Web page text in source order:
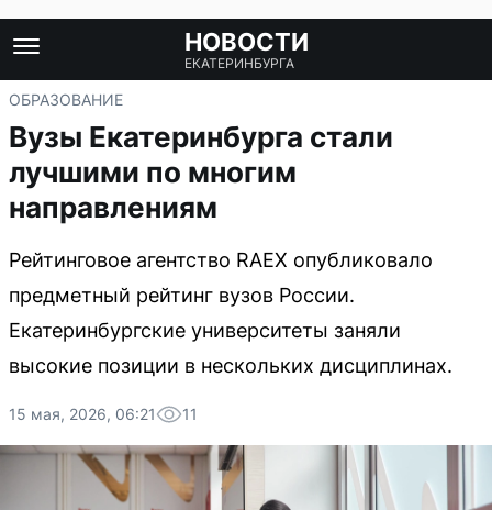
НОВОСТИ
ЕКАТЕРИНБУРГА
ОБРАЗОВАНИЕ
Вузы Екатеринбурга стали
лучшими по многим
направлениям
Рейтинговое агентство RAEX опубликовало
предметный рейтинг вузов России.
Екатеринбургские университеты заняли
высокие позиции в нескольких дисциплинах.
15 мая, 2026, 06:21 11